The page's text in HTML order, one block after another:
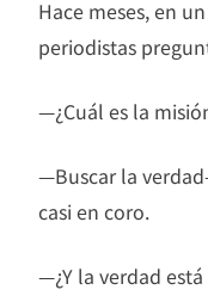
Hace meses, en
periodistas
—¿Cuál es la
—Buscar la
casi en coro.
—¿Y la verdad